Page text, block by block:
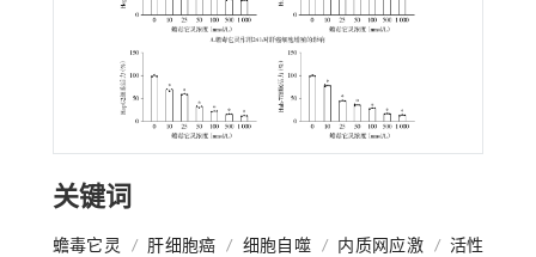
关键词
蟾毒它灵 / 肝细胞癌 / 细胞自噬 / 内质网应激 / 活性